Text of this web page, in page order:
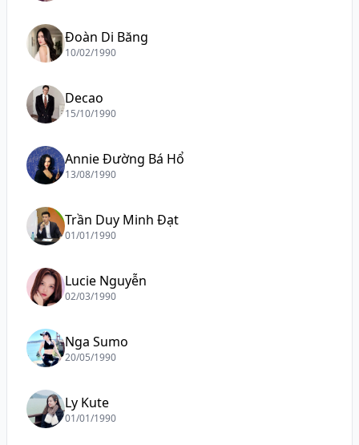
Đoàn Di Băng
10/02/1990
Decao
15/10/1990
Annie Đường Bá Hổ
13/08/1990
Trần Duy Minh Đạt
01/01/1990
Lucie Nguyễn
02/03/1990
Nga Sumo
20/05/1990
Ly Kute
01/01/1990